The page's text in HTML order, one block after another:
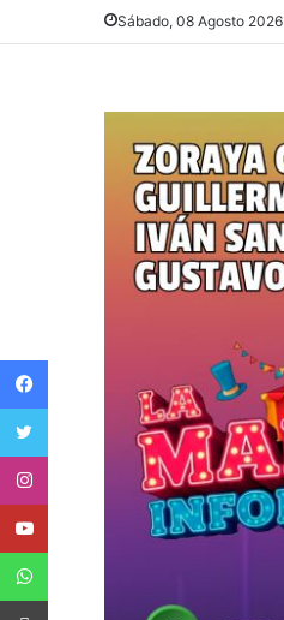
Sábado, 08 Agosto 2026